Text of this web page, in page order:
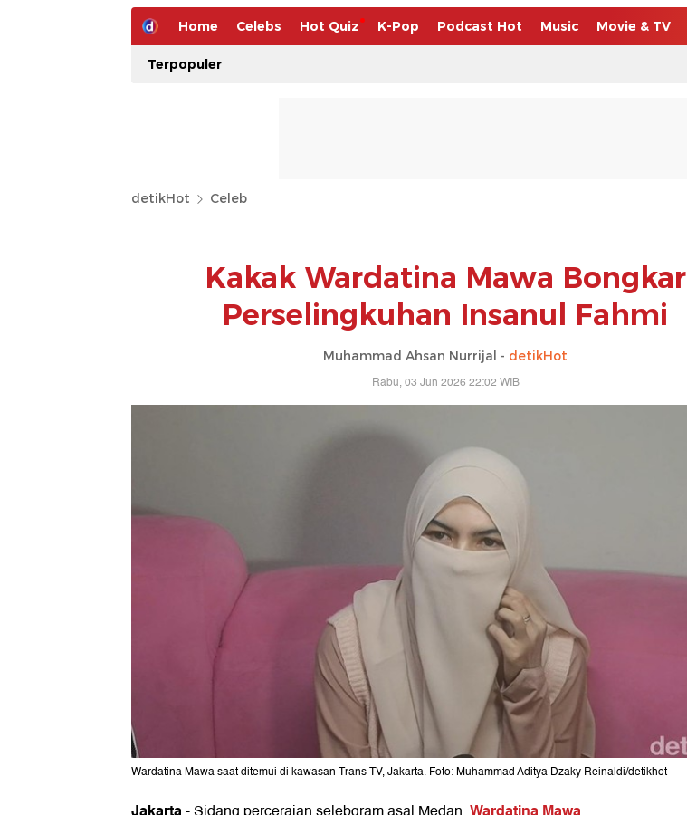
Home Celebs Hot Quiz K-Pop Podcast Hot Music Movie & TV
Terpopuler
detikHot Celeb
Kakak Wardatina Mawa Bongkar
Perselingkuhan Insanul Fahmi
Muhammad Ahsan Nurrijal - detikHot
Rabu, 03 Jun 2026 22:02 WIB
Wardatina Mawa saat ditemui di kawasan Trans TV, Jakarta. Foto: Muhammad Aditya Dzaky Reinaldi/detikhot